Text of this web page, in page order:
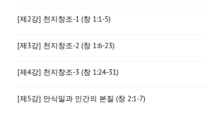
[제2강] 천지창조-1 (창 1:1-5)
[제3강] 천지창조-2 (창 1:6-23)
[제4강] 천지창조-3 (창 1:24-31)
[제5강] 안식일과 인간의 본질 (창 2:1-7)